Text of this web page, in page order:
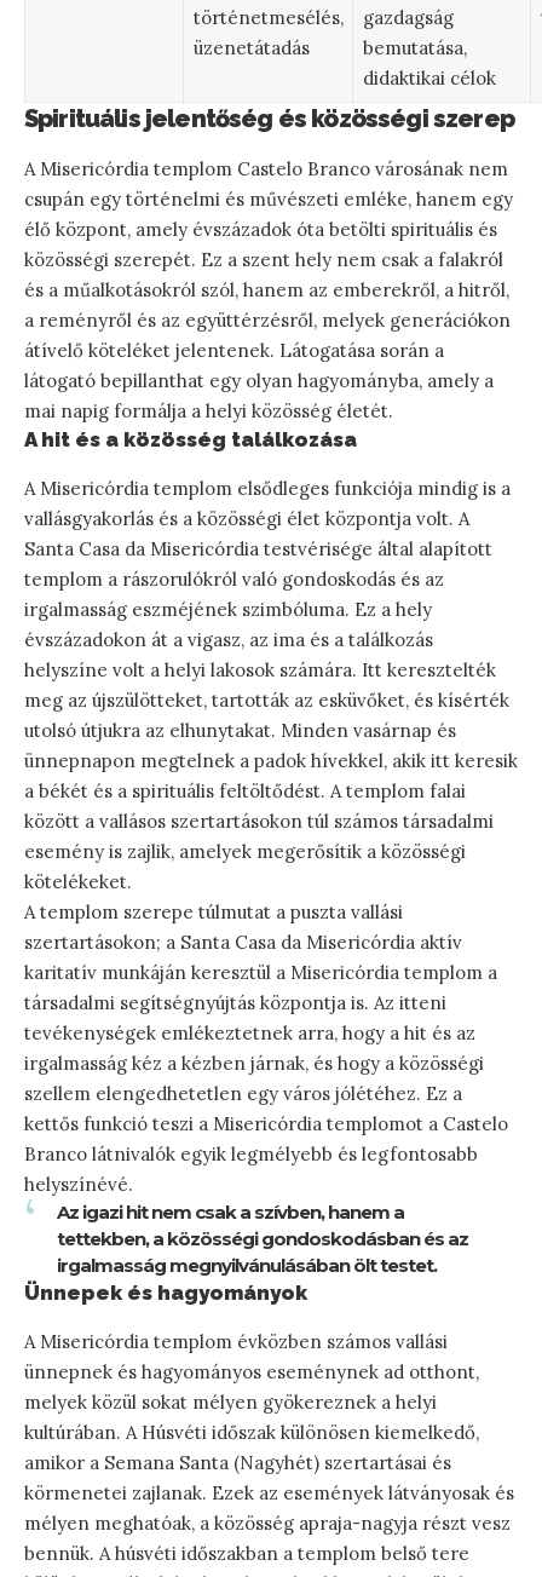
történetmesélés,
üzenetátadás
gazdagság
bemutatása,
didaktikai célok
Spirituális jelentőség és közösségi szerep
A Misericórdia templom Castelo Branco városának nem
csupán egy történelmi és művészeti emléke, hanem egy
élő központ, amely évszázadok óta betölti spirituális és
közösségi szerepét. Ez a szent hely nem csak a falakról
és a műalkotásokról szól, hanem az emberekről, a hitről,
a reményről és az együttérzésről, melyek generációkon
átívelő köteléket jelentenek. Látogatása során a
látogató bepillanthat egy olyan hagyományba, amely a
mai napig formálja a helyi közösség életét.
A hit és a közösség találkozása
A Misericórdia templom elsődleges funkciója mindig is a
vallásgyakorlás és a közösségi élet központja volt. A
Santa Casa da Misericórdia testvérisége által alapított
templom a rászorulókról való gondoskodás és az
irgalmasság eszméjének szimbóluma. Ez a hely
évszázadokon át a vigasz, az ima és a találkozás
helyszíne volt a helyi lakosok számára. Itt keresztelték
meg az újszülötteket, tartották az esküvőket, és kísérték
utolsó útjukra az elhunytakat. Minden vasárnap és
ünnepnapon megtelnek a padok hívekkel, akik itt keresik
a békét és a spirituális feltöltődést. A templom falai
között a vallásos szertartásokon túl számos társadalmi
esemény is zajlik, amelyek megerősítik a közösségi
kötelékeket.
A templom szerepe túlmutat a puszta vallási
szertartásokon; a Santa Casa da Misericórdia aktív
karitatív munkáján keresztül a Misericórdia templom a
társadalmi segítségnyújtás központja is. Az itteni
tevékenységek emlékeztetnek arra, hogy a hit és az
irgalmasság kéz a kézben járnak, és hogy a közösségi
szellem elengedhetetlen egy város jólétéhez. Ez a
kettős funkció teszi a Misericórdia templomot a Castelo
Branco látnivalók egyik legmélyebb és legfontosabb
helyszínévé.
Az igazi hit nem csak a szívben, hanem a
tettekben, a közösségi gondoskodásban és az
irgalmasság megnyilvánulásában ölt testet.
Ünnepek és hagyományok
A Misericórdia templom évközben számos vallási
ünnepnek és hagyományos eseménynek ad otthont,
melyek közül sokat mélyen gyökereznek a helyi
kultúrában. A Húsvéti időszak különösen kiemelkedő,
amikor a Semana Santa (Nagyhét) szertartásai és
körmenetei zajlanak. Ezek az események látványosak és
mélyen meghatóak, a közösség apraja-nagyja részt vesz
bennük. A húsvéti időszakban a templom belső tere